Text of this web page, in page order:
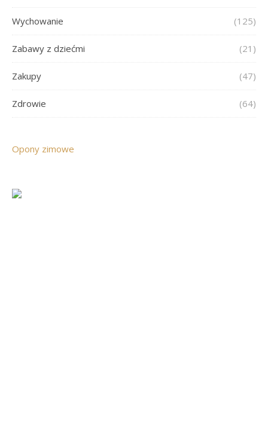
Wychowanie (125)
Zabawy z dziećmi (21)
Zakupy (47)
Zdrowie (64)
Opony zimowe